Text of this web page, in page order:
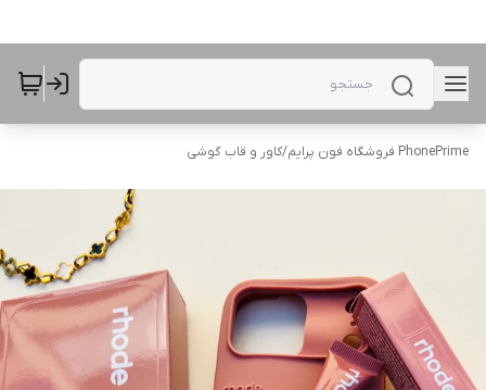
PhonePrime فروشگاه فون پرایم /کاور و قاب گوشی